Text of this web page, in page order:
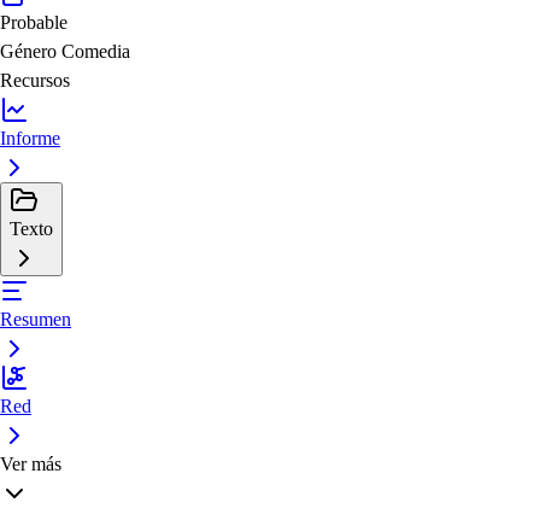
Probable
Género Comedia
Recursos
Informe
Texto
Resumen
Red
Ver más